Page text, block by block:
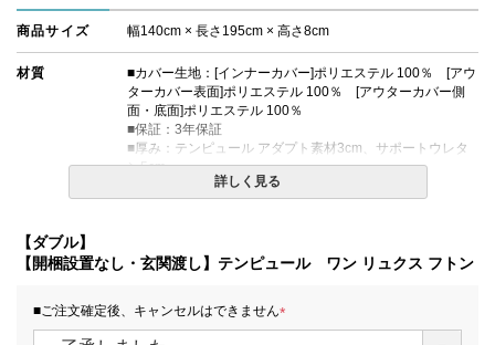
商品サイズ 幅140cm × 長さ195cm × 高さ8cm
材質
■カバー生地：[インナーカバー]ポリエステル 100％ [アウ
ターカバー表面]ポリエステル 100％ [アウターカバー側
面・底面]ポリエステル 100％
■保証：3年保証
■厚み：テンピュール アダプト素材3cm、サポートウレタ
ン5cm
■カバーは取り外してお洗濯可能です。
※刺繍がある方を足元にしていご使用ください。
25cm
■梱包サイズ：約143.5cm×68.5cm×29cm
詳しく見る
【ダブル】
【開梱設置なし・玄関渡し】テンピュール ワン リュクス フトン
■ご注文確定後、キャンセルはできません
(